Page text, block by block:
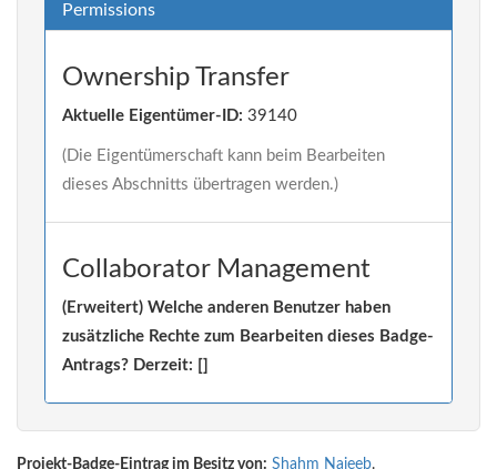
Permissions
Ownership Transfer
Aktuelle Eigentümer-ID: 39140
(Die Eigentümerschaft kann beim Bearbeiten
dieses Abschnitts übertragen werden.)
Collaborator Management
(Erweitert) Welche anderen Benutzer haben
zusätzliche Rechte zum Bearbeiten dieses Badge-
Antrags? Derzeit: []
Projekt-Badge-Eintrag im Besitz von: Shahm Najeeb.